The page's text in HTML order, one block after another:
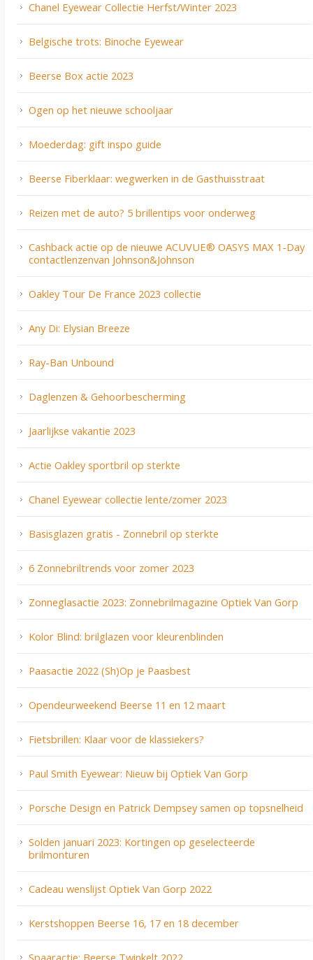
Chanel Eyewear Collectie Herfst/Winter 2023
Belgische trots: Binoche Eyewear
Beerse Box actie 2023
Ogen op het nieuwe schooljaar
Moederdag: gift inspo guide
Beerse Fiberklaar: wegwerken in de Gasthuisstraat
Reizen met de auto? 5 brillentips voor onderweg
Cashback actie op de nieuwe ACUVUE® OASYS MAX 1-Day
contactlenzenvan Johnson&Johnson
Oakley Tour De France 2023 collectie
Any Di: Elysian Breeze
Ray-Ban Unbound
Daglenzen & Gehoorbescherming
Jaarlijkse vakantie 2023
Actie Oakley sportbril op sterkte
Chanel Eyewear collectie lente/zomer 2023
Basisglazen gratis - Zonnebril op sterkte
6 Zonnebriltrends voor zomer 2023
Zonneglasactie 2023: Zonnebrilmagazine Optiek Van Gorp
Kolor Blind: brilglazen voor kleurenblinden
Paasactie 2022 (Sh)Op je Paasbest
Opendeurweekend Beerse 11 en 12 maart
Fietsbrillen: Klaar voor de klassiekers?
Paul Smith Eyewear: Nieuw bij Optiek Van Gorp
Porsche Design en Patrick Dempsey samen op topsnelheid
Solden januari 2023: Kortingen op geselecteerde
brilmonturen
Cadeau wenslijst Optiek Van Gorp 2022
Kerstshoppen Beerse 16, 17 en 18 december